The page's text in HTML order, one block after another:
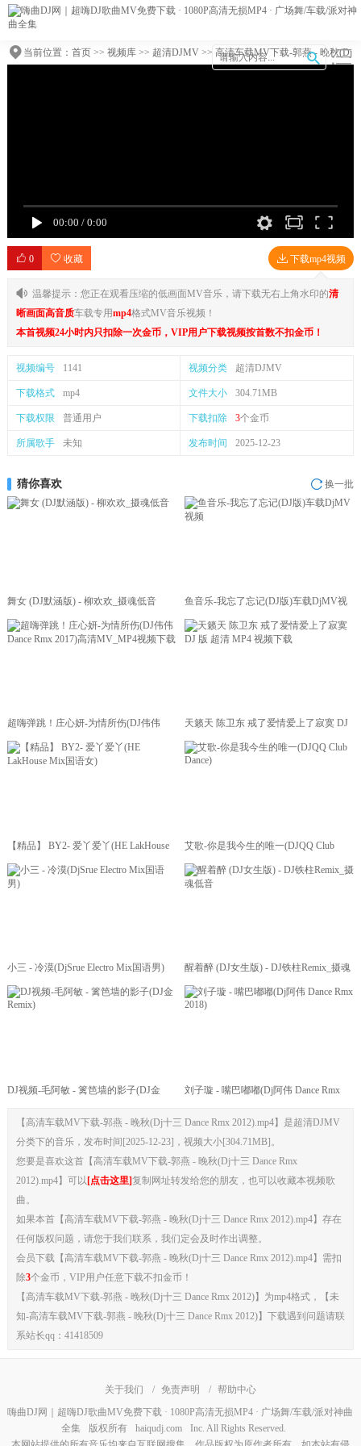
当前位置： 首页>> 视频库>> 超清DJMV>> 高清车载MV下载-郭燕 - 晚秋(Dj
00:00 / 0:00
0 收藏 下载mp4视频
温馨提示：您正在观看压缩的低画面MV音乐，请下载无右上角水印的清
晰画面高音质车载专用mp4格式MV音乐视频！
本首视频24小时内只扣除一次金币，VIP用户下载视频按首数不扣金币！
视频编号 1141 视频分类 超清DJMV
下载格式 mp4 文件大小 304.71MB
下载权限 普通用户 下载扣除 3个金币
所属歌手 未知 发布时间 2025-12-23
猜你喜欢 换一批
舞女 (DJ默涵版) - 柳欢欢_摄魂低音
鱼音乐-我忘了忘记(DJ版)车载DjMV视
频
超嗨弹跳！庄心妍-为情所伤(DJ伟伟
Dance Rmx 2017)高清MV_MP4视频下载
天籁天 陈卫东 戒了爱情爱上了寂寞 DJ
版 超清 MP4 视频下载
【精品】 BY2- 爱丫爱丫(HE LakHouse
Mix国语女)
艾歌-你是我今生的唯一(DJQQ Club
Dance)
小三 - 冷漠(DjSrue Electro Mix国语男)
醒着醉 (DJ女生版) - DJ铁柱Remix_摄魂
低音
DJ视频-毛阿敏 - 篱笆墙的影子(DJ金
刘子璇 - 嘴巴嘟嘟(Dj阿伟 Dance Rmx
【高清车载MV下载-郭燕 - 晚秋(Dj十三 Dance Rmx 2012).mp4】是超清DJMV
分类下的音乐，发布时间[2025-12-23]，视频大小[304.71MB]。
您要是喜欢这首【高清车载MV下载-郭燕 - 晚秋(Dj十三 Dance Rmx
2012).mp4】可以 [点击这里]复制网址转发给您的朋友，也可以收藏本视频歌
曲。
如果本首【高清车载MV下载-郭燕 - 晚秋(Dj十三 Dance Rmx 2012).mp4】存在
任何版权问题，请您于我们联系，我们定会及时作出调整。
会员下载【高清车载MV下载-郭燕 - 晚秋(Dj十三 Dance Rmx 2012).mp4】需扣
除3个金币，VIP用户任意下载不扣金币！
【高清车载MV下载-郭燕 - 晚秋(Dj十三 Dance Rmx 2012)】为mp4格式，【未
知-高清车载MV下载-郭燕 - 晚秋(Dj十三 Dance Rmx 2012)】下载遇到问题请联
系站长qq：41418509
关于我们 / 免责声明 / 帮助中心
嗨曲DJ网｜超嗨DJ歌曲MV免费下载 · 1080P高清无损MP4 · 广场舞/车载/派对神曲
全集
版权所有 haiqudj.com
Inc. All Rights Reserved.